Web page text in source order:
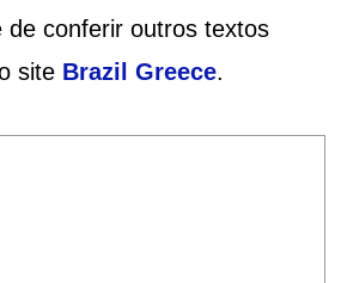
de conferir outros textos
site Brazil Greece.